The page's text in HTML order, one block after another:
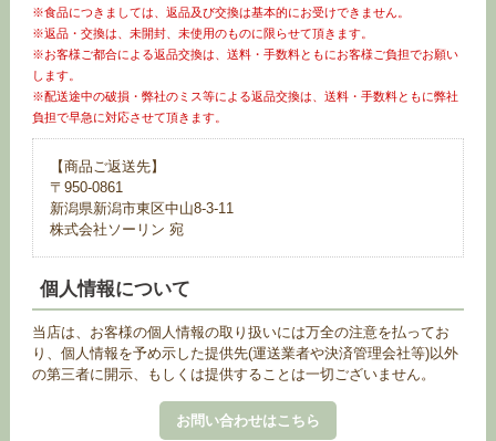
※食品につきましては、返品及び交換は基本的にお受けできません。
※返品・交換は、未開封、未使用のものに限らせて頂きます。
※お客様ご都合による返品交換は、送料・手数料ともにお客様ご負担でお願い
します。
※配送途中の破損・弊社のミス等による返品交換は、送料・手数料ともに弊社
負担で早急に対応させて頂きます。
【商品ご返送先】
〒950-0861
新潟県新潟市東区中山8-3-11
株式会社ソーリン 宛
個人情報について
当店は、お客様の個人情報の取り扱いには万全の注意を払ってお
り、個人情報を予め示した提供先(運送業者や決済管理会社等)以外
の第三者に開示、もしくは提供することは一切ございません。
お問い合わせはこちら